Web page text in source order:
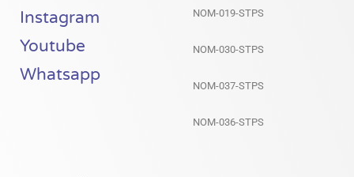
Instagram
Youtube
Whatsapp
NOM-019-STPS
NOM-030-STPS
NOM-037-STPS
NOM-036-STPS